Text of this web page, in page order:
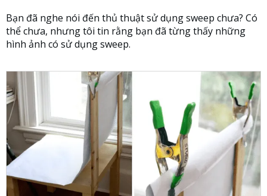
Bạn đã nghe nói đến thủ thuật sử dụng sweep chưa? Có
thể chưa, nhưng tôi tin rằng bạn đã từng thấy những
hình ảnh có sử dụng sweep.